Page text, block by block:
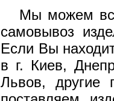
Мы можем
самовывоз
Если Вы
в г. Киев,
Львов, другие